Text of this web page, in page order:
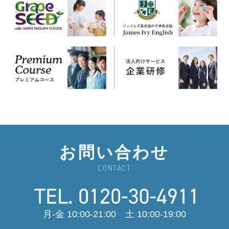
お問い合わせ
CONTACT
月-金 10:00-21:00 土 10:00-19:00